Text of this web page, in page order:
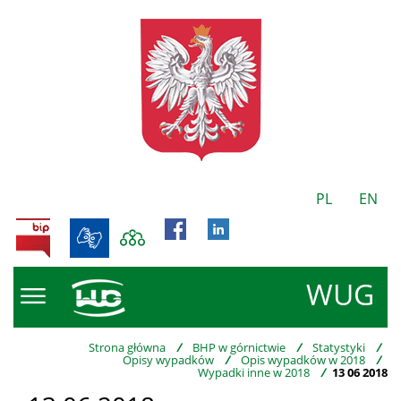
PL EN
WUG
BIP
Strona główna / BHP w górnictwie / Statystyki /
Opisy wypadków / Opis wypadków w 2018 /
Wypadki inne w 2018 / 13 06 2018